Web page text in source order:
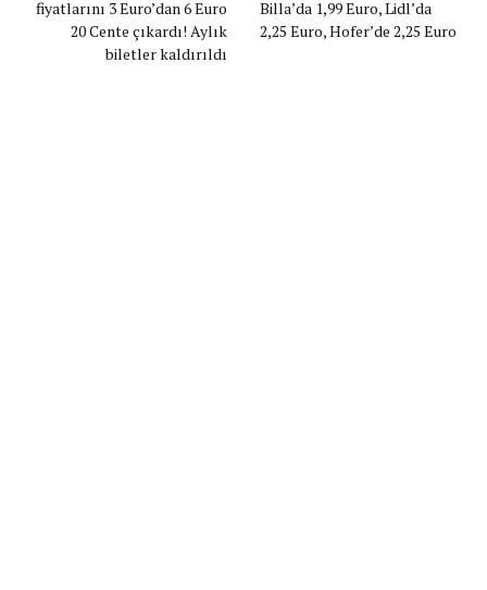
fiyatlarını 3 Euro’dan 6 Euro
20 Cente çıkardı! Aylık
biletler kaldırıldı
Billa’da 1,99 Euro, Lidl’da
2,25 Euro, Hofer’de 2,25 Euro